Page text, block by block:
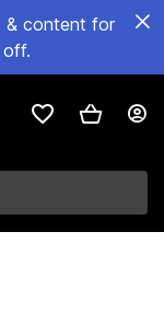
& content for